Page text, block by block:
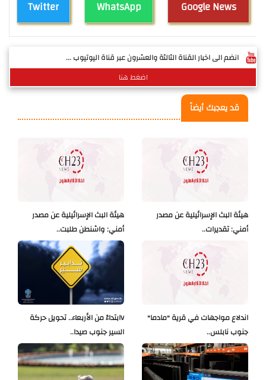
Twitter WhatsApp Google News
انضم الى اخبار القناة الثالثة والعشرون عبر قناة اليوتيوب ...
اضغط هنا
قد يعجبك أيضاً
هيئة البث الإسرائيلية عن مصدر
أمني: واشنطن طلبت..
هيئة البث الإسرائيلية عن مصدر
أمني: تقديرات..
Vابتداءً من الأربعاء.. تحويل حركة
السير جنوب صيدا..
اندلاع مواجهات في قرية "مادما"
جنوب نابلس..